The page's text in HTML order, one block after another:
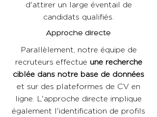
d'attirer un large éventail de
candidats qualifiés.
Approche directe
Parallèlement, notre équipe de
recruteurs effectue une recherche
ciblée dans notre base de données
et sur des plateformes de CV en
ligne. L'approche directe implique
également l'identification de profils